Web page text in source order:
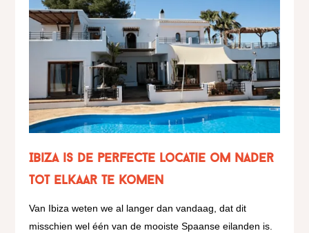
Ibiza is de perfecte locatie om nader
tot elkaar te komen
Van Ibiza weten we al langer dan vandaag, dat dit
misschien wel één van de mooiste Spaanse eilanden is.